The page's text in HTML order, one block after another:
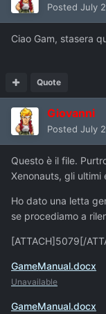
Posted July
Ciao Gam, stasera
Quote
Giovanni
Posted July
Questo è il file.
Xenonauts, gli ultimi
Ho dato una letta
se procediamo a
[ATTACH]5079[/
GameManual.docx
Unavailable
GameManual.docx